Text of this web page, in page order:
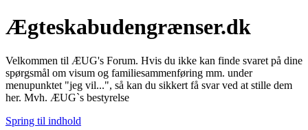
Ægteskabudengrænser.dk
Velkommen til ÆUG's Forum. Hvis du ikke kan finde svaret på dine
spørgsmål om visum og familiesammenføring mm. under
menupunktet "jeg vil...", så kan du sikkert få svar ved at stille dem
her. Mvh. ÆUG`s bestyrelse
Spring til indhold